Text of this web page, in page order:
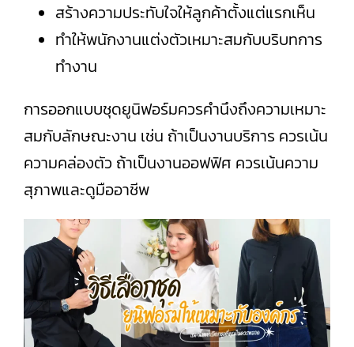
สร้างความประทับใจให้ลูกค้าตั้งแต่แรกเห็น
ทำให้พนักงานแต่งตัวเหมาะสมกับบริบทการ
ทำงาน
การออกแบบชุดยูนิฟอร์มควรคำนึงถึงความเหมาะ
สมกับลักษณะงาน เช่น ถ้าเป็นงานบริการ ควรเน้น
ความคล่องตัว ถ้าเป็นงานออฟฟิศ ควรเน้นความ
สุภาพและดูมืออาชีพ